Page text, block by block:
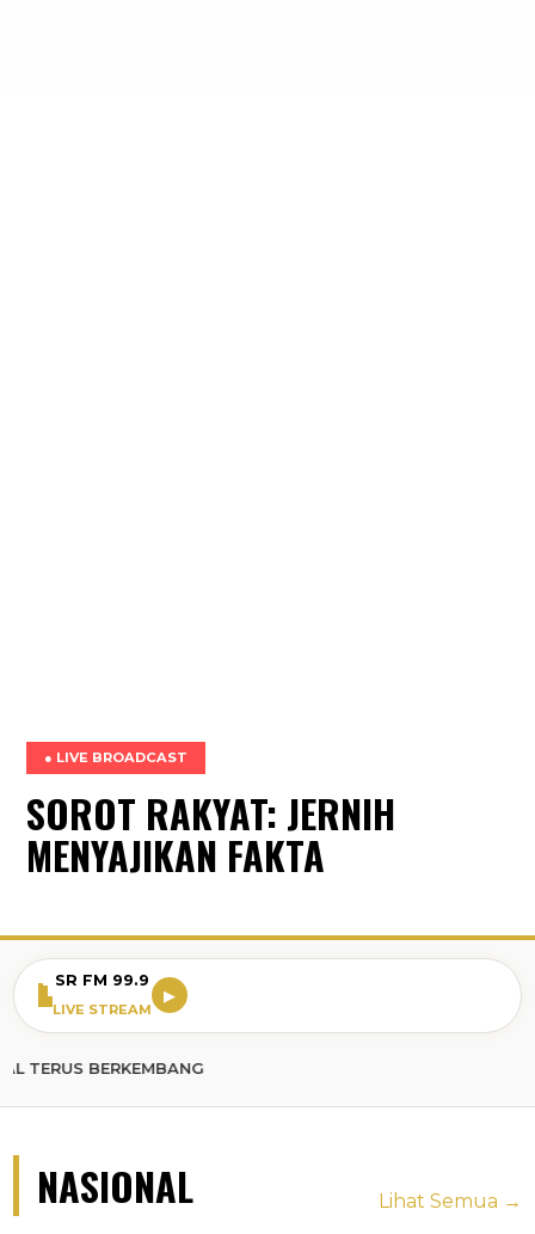
● LIVE BROADCAST
SOROT RAKYAT: JERNIH
MENYAJIKAN FAKTA
SR FM 99.9
LIVE STREAM
▶
NASIONAL Lihat Semua →